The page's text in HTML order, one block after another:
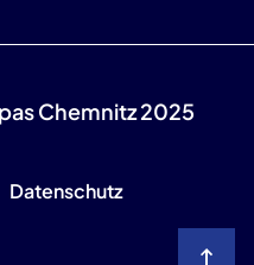
Chemnitz 2025
Datenschutz